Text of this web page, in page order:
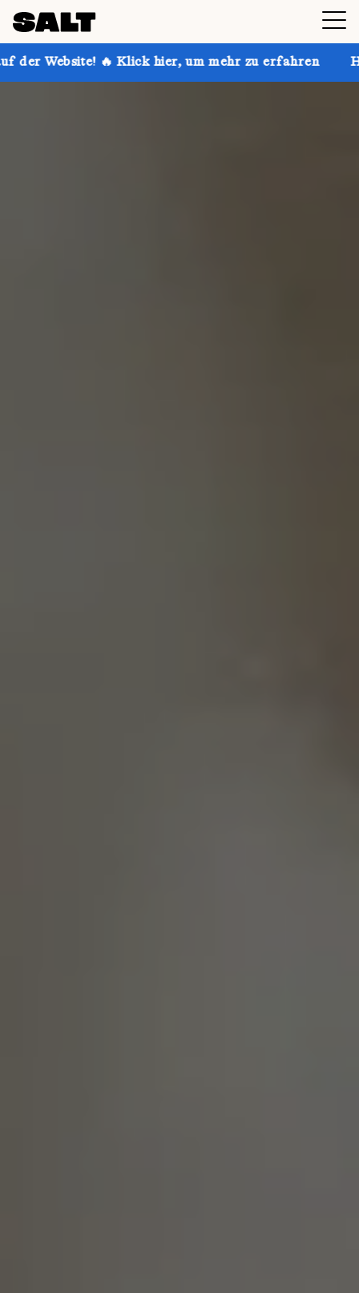
Klick hier, um mehr zu erfahren Hol dir bis zu 30